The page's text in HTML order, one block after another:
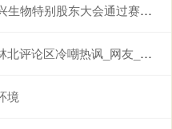
特别股东大会通过赛富议案
区冷嘲热讽_网友_情感_女友
境